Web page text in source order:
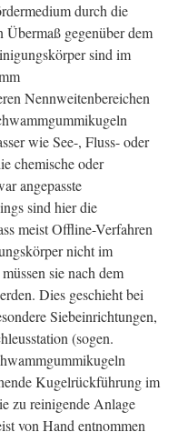
durch die
Übermaß gegenüber dem
sind im
Nennweitenbereichen
wie See-, Fluss- oder
chemische oder
angepasste
sind hier die
meist Offline-Verfahren
nicht im
sie nach dem
Dies geschieht bei
Siebeinrichtungen,
(sogen.
Kugelrückführung im
zu reinigende Anlage
von Hand entnommen